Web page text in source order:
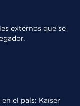
externos que se
el país: Kaiser